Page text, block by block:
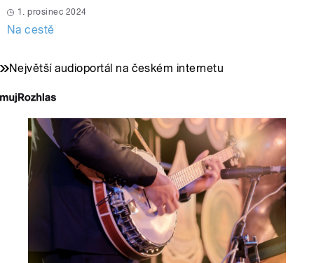
1. prosinec 2024
Na cestě
Největší audioportál na českém internetu